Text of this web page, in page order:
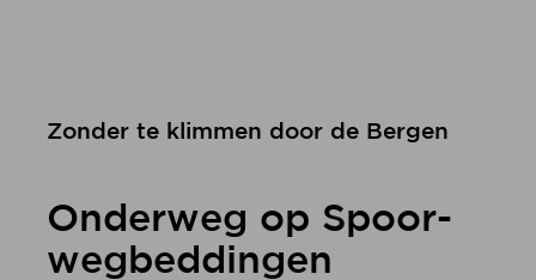
Zon­der te klim­men door de Ber­gen
On­der­weg op Spoor­
weg­bed­din­gen